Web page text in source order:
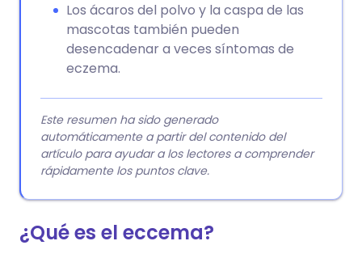
Los ácaros del polvo y la caspa de las
mascotas también pueden
desencadenar a veces síntomas de
eczema.
Este resumen ha sido generado
automáticamente a partir del contenido del
artículo para ayudar a los lectores a comprender
rápidamente los puntos clave.
¿Qué es el eccema?